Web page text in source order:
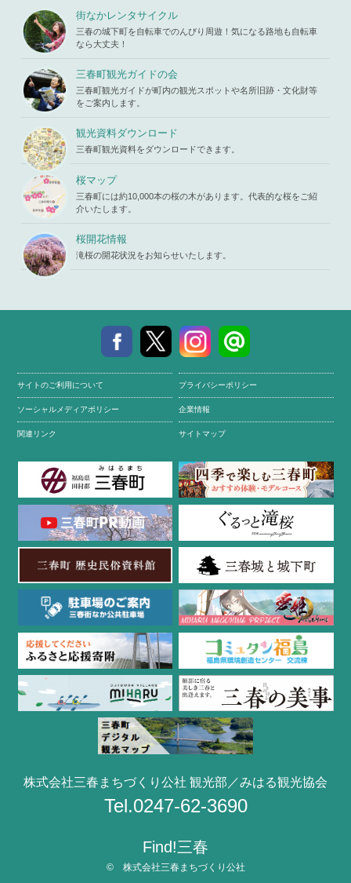
parts/picu
p.phpon li
ne19
iharukoma.
com/public
_html/wp-c
ontent/the
mes/mihar
u/template-
parts/picu
p.phpon li
ne19
ttempt to re
ad property
"ID" on null
in/home/x
iharukoma.
com/public
_html/wp-c
ontent/the
mes/mihar
u/template-
parts/picu
p.phpon li
ne 19
街なかレンタサイクル
三春の城下町を自転車でのんびり周遊！気になる路地も自転車
なら大丈夫！
三春町観光ガイドの会
三春町観光ガイドが町内の観光スポットや名所旧跡・文化財等
をご案内します。
観光資料ダウンロード
三春町観光資料をダウンロードできます。
桜マップ
三春町には約10,000本の桜の木があります。代表的な桜をご紹
介いたします。
桜開花情報
滝桜の開花状況をお知らせいたします。
サイトのご利用について プライバシーポリシー
ソーシャルメディアポリシー 企業情報
関連リンク サイトマップ
株式会社三春まちづくり公社 観光部／みはる観光協会
Tel.0247-62-3690
Find!三春
© 株式会社三春まちづくり公社